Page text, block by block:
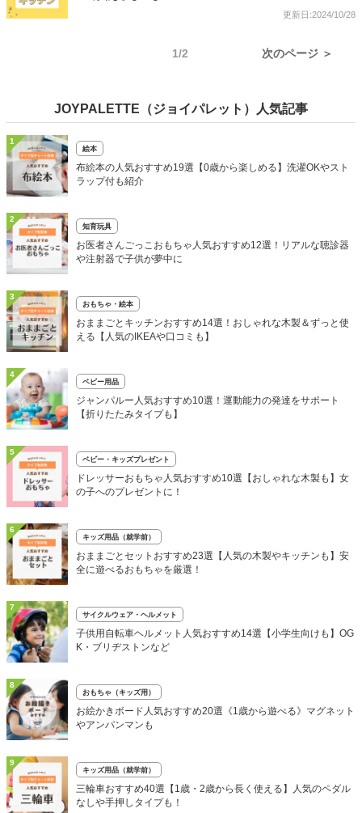
更新日:2024/10/28
1/2 次のページ ＞
JOYPALETTE（ジョイパレット）人気記事
1
絵本
布絵本の人気おすすめ19選【0歳から楽しめる】洗濯OKやスト
ラップ付も紹介
2
知育玩具
お医者さんごっこおもちゃ人気おすすめ12選！リアルな聴診器
や注射器で子供が夢中に
3
おもちゃ・絵本
おままごとキッチンおすすめ14選！おしゃれな木製＆ずっと使
える【人気のIKEAや口コミも】
4
ベビー用品
ジャンパルー人気おすすめ10選！運動能力の発達をサポート
【折りたたみタイプも】
5
ベビー・キッズプレゼント
ドレッサーおもちゃ人気おすすめ10選【おしゃれな木製も】女
の子へのプレゼントに！
6
キッズ用品（就学前）
おままごとセットおすすめ23選【人気の木製やキッチンも】安
全に遊べるおもちゃを厳選！
7
サイクルウェア・ヘルメット
子供用自転車ヘルメット人気おすすめ14選【小学生向けも】OG
K・ブリヂストンなど
8
おもちゃ（キッズ用）
お絵かきボード人気おすすめ20選《1歳から遊べる》マグネット
やアンパンマンも
9
キッズ用品（就学前）
三輪車おすすめ40選【1歳・2歳から長く使える】人気のペダル
なしや手押しタイプも！